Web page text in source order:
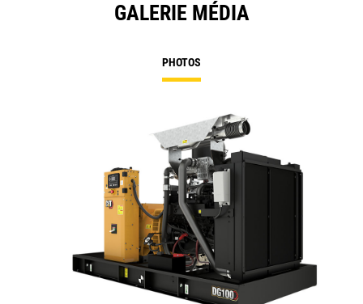
GALERIE MÉDIA
PHOTOS